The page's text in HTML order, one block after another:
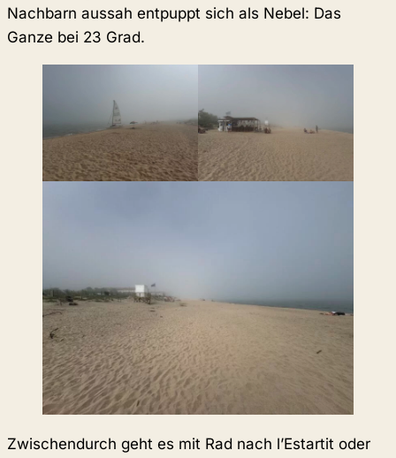
Nachbarn aussah entpuppt sich als Nebel: Das
Ganze bei 23 Grad.
Zwischendurch geht es mit Rad nach l’Estartit oder